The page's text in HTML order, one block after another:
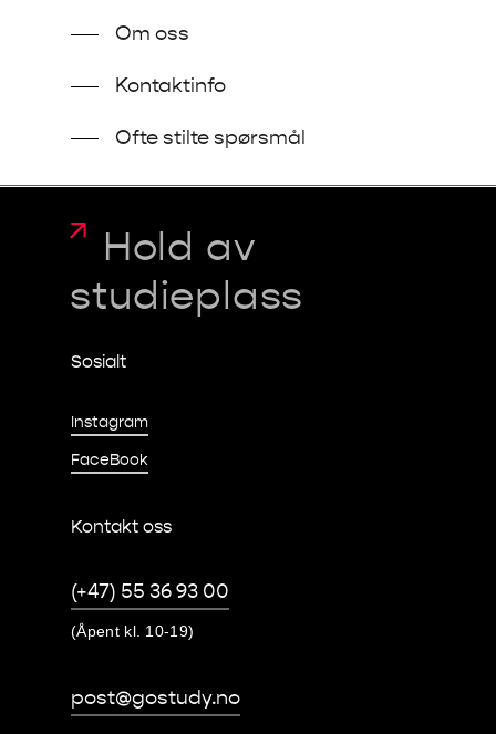
Om oss
Kontaktinfo
Ofte stilte spørsmål
Hold av
studieplass
Sosialt
Instagram
FaceBook
Kontakt oss
(+47) 55 36 93 00
(Åpent kl. 10-19)
post@gostudy.no